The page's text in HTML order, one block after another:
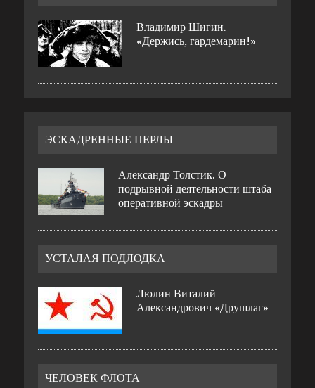
Владимир Шигин.
«Держись, гардемарин!»
ЭСКАДРЕННЫЕ ПЕРЛЫ
Александр Толстик. О
подрывной деятельности штаба
оперативной эскадры
УСТАЛАЯ ПОДЛОДКА
Люлин Виталий
Александрович «Друшлаг»
ЧЕЛОВЕК ФЛОТА